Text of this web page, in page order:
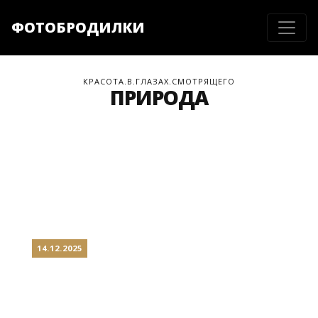
ФОТОБРОДИЛКИ
КРАСОТА.В.ГЛАЗАХ.СМОТРЯЩЕГО
ПРИРОДА
14.12.2025